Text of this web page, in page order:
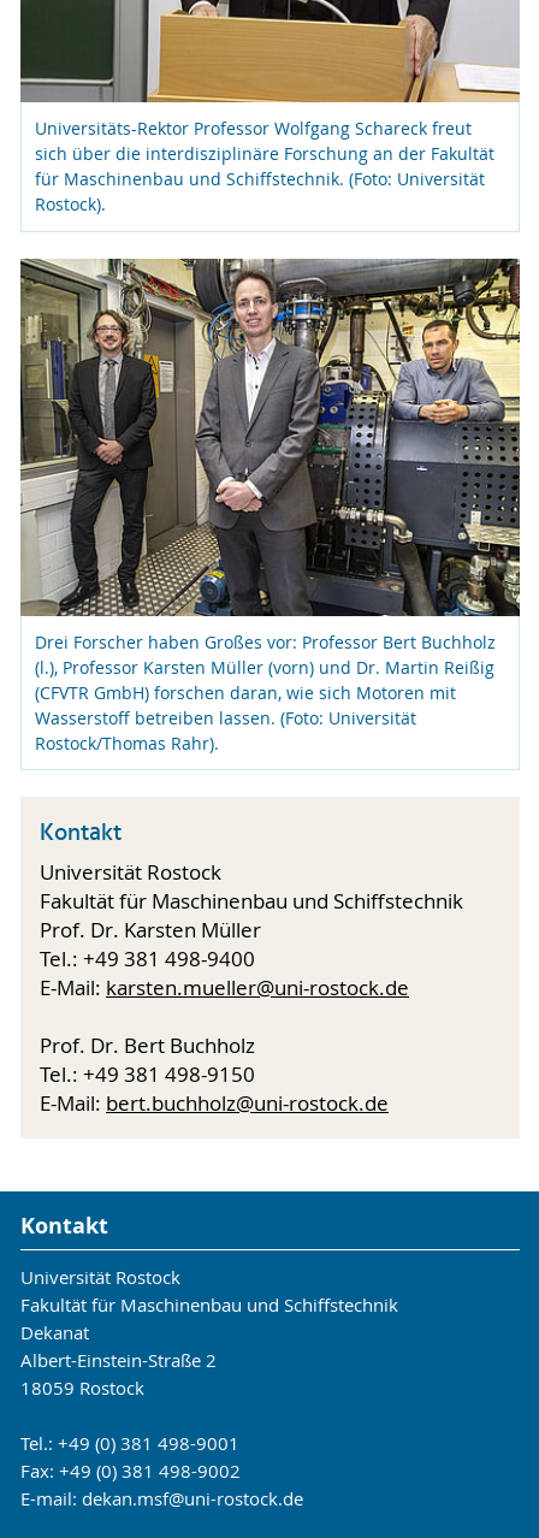
Universitäts-Rektor Professor Wolfgang Schareck freut
sich über die interdisziplinäre Forschung an der Fakultät
für Maschinenbau und Schiffstechnik. (Foto: Universität
Rostock).
Drei Forscher haben Großes vor: Professor Bert Buchholz
(l.), Professor Karsten Müller (vorn) und Dr. Martin Reißig
(CFVTR GmbH) forschen daran, wie sich Motoren mit
Wasserstoff betreiben lassen. (Foto: Universität
Rostock/Thomas Rahr).
Kontakt
Universität Rostock
Fakultät für Maschinenbau und Schiffstechnik
Prof. Dr. Karsten Müller
Tel.: +49 381 498-9400
E-Mail: karsten.mueller@uni-rostock.de
Prof. Dr. Bert Buchholz
Tel.: +49 381 498-9150
E-Mail: bert.buchholz@uni-rostock.de
Kontakt
Universität Rostock
Fakultät für Maschinenbau und Schiffstechnik
Dekanat
Albert-Einstein-Straße 2
18059 Rostock
Tel.: +49 (0) 381 498-9001
Fax: +49 (0) 381 498-9002
E-mail: dekan.msf@uni-rostock.de